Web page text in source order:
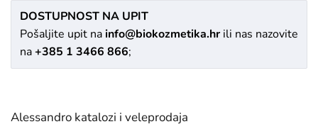
DOSTUPNOST NA UPIT
Pošaljite upit nainfo@biokozmetika.hrili nas nazovite
na+385 1 3466 866;
Alessandro katalozi i veleprodaja